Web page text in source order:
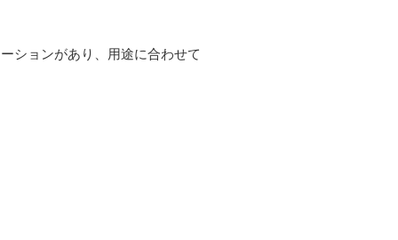
ションがあり、用途に合わせて